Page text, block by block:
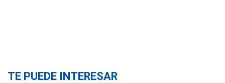
TE PUEDE INTERESAR